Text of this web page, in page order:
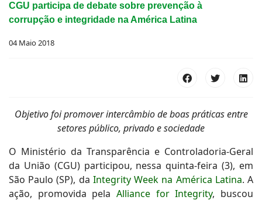
CGU participa de debate sobre prevenção à
corrupção e integridade na América Latina
04 Maio 2018
Objetivo foi promover intercâmbio de boas práticas entre
setores público, privado e sociedade
O Ministério da Transparência e Controladoria-Geral
da União (CGU) participou, nessa quinta-feira (3), em
São Paulo (SP), da Integrity Week na América Latina. A
ação, promovida pela Alliance for Integrity, buscou